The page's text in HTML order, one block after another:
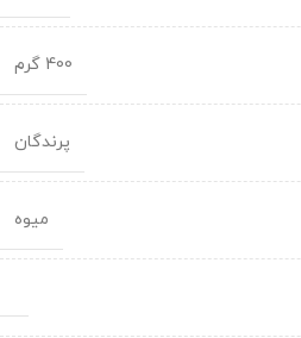
400 گرم
پرندگان
میوه